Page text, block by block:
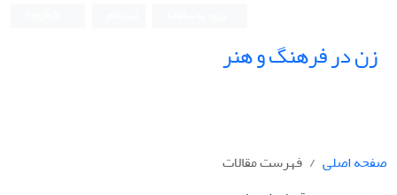
زن در فرهنگ و هنر
صفحه اصلی
فهرست مقالات